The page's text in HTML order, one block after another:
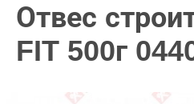
Отвес
FIT 500г